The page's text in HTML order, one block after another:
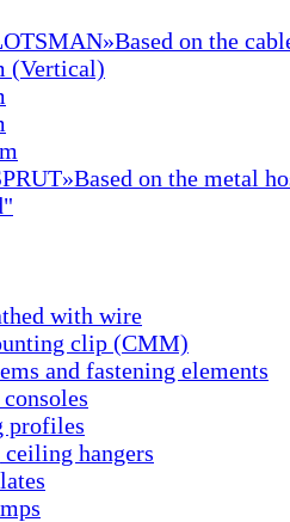
Based on the
(Vertical)
Based on the metal
with wire
clip (CMM)
and fastening elements
profiles
ceiling hangers